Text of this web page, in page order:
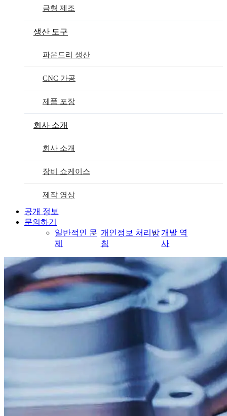
금형 제조
생산 도구
파운드리 생산
CNC 가공
제품 포장
회사 소개
회사 소개
장비 쇼케이스
제작 영상
공개 정보
문의하기
일반적인 문
제
개인정보 처리방
침
개발 역
사